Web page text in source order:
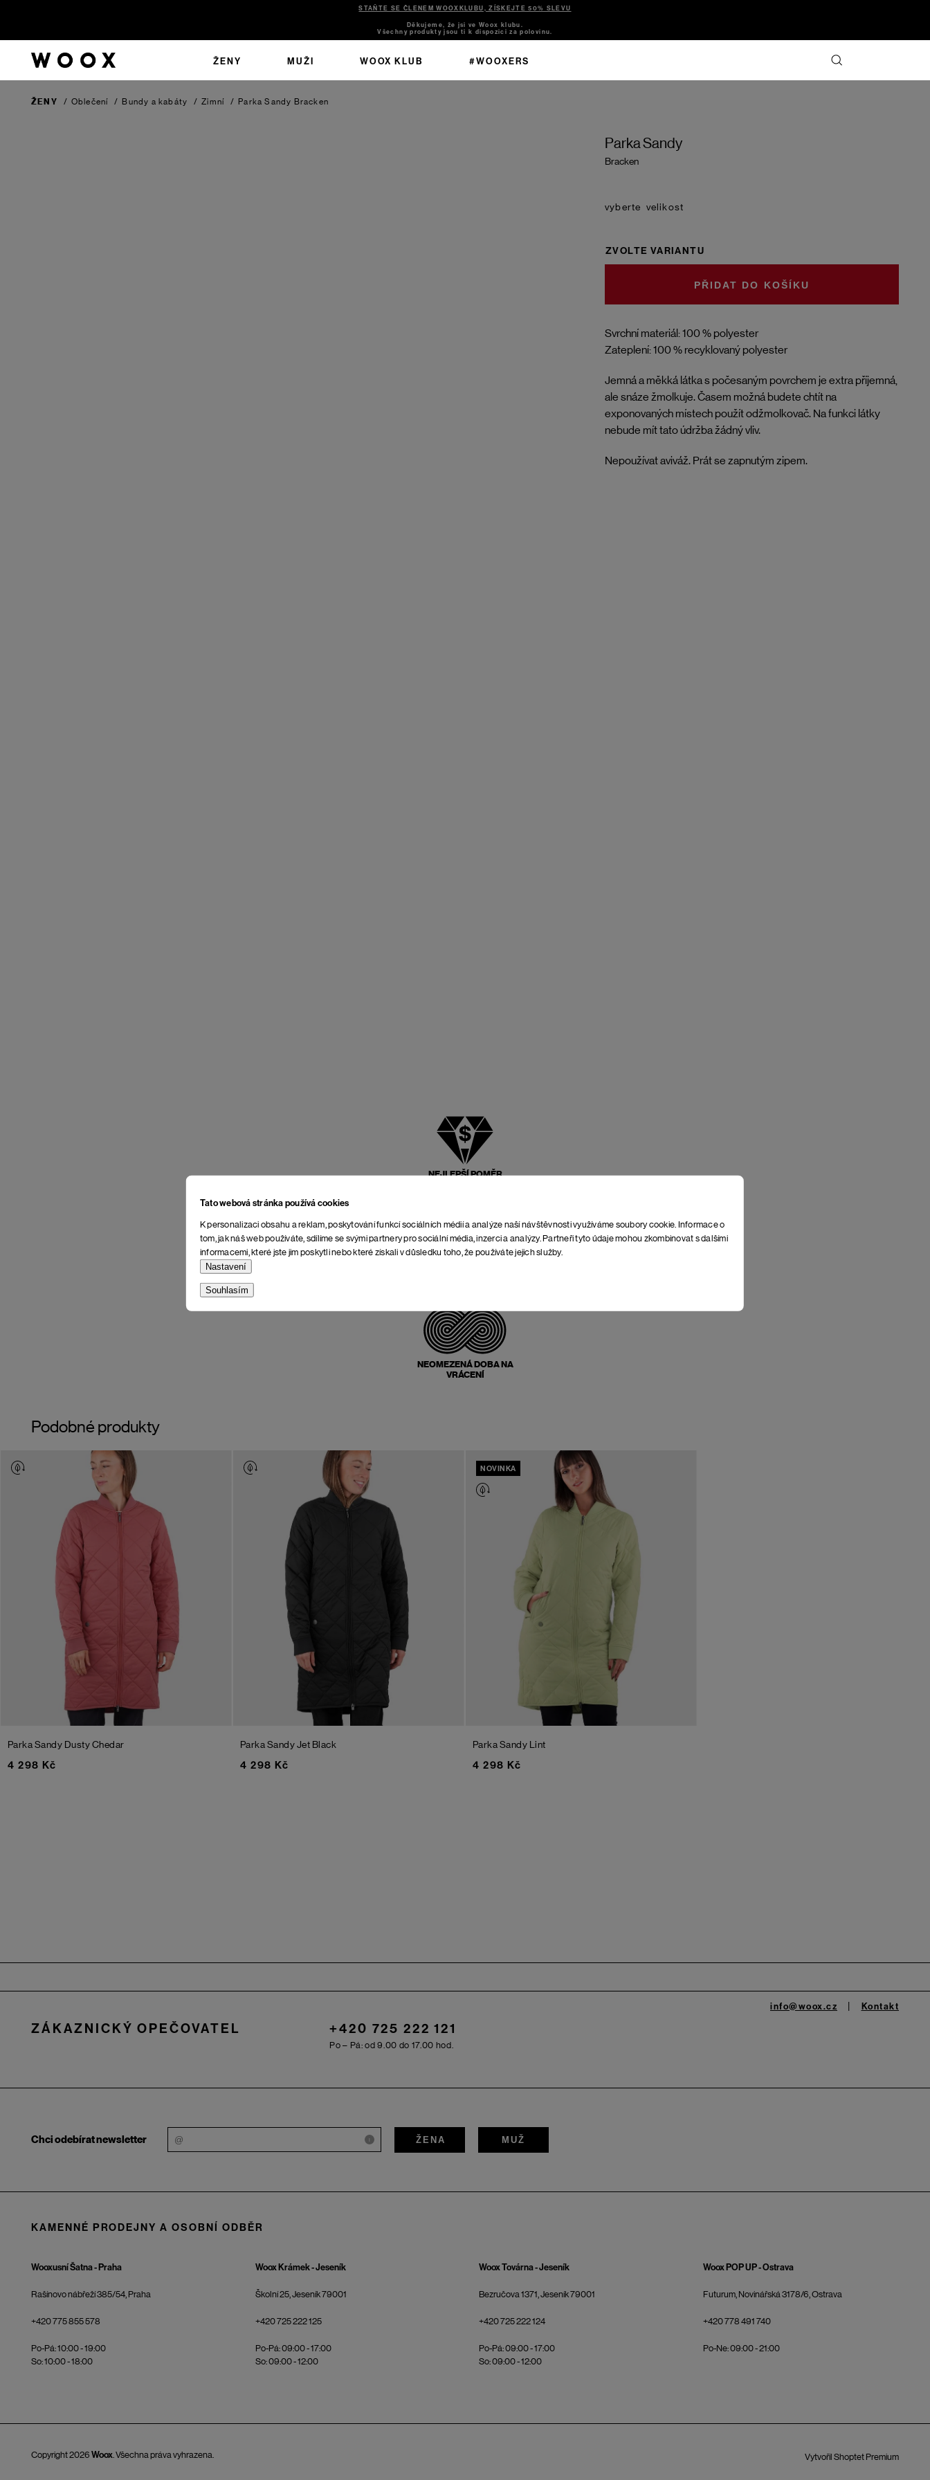
Tato webová stránka používá cookies
K personalizaci obsahu a reklam, poskytování funkcí sociálních médií a analýze naší návštěvnosti využíváme soubory cookie. Informace o
tom, jak náš web používáte, sdílíme se svými partnery pro sociální média, inzerci a analýzy. Partneři tyto údaje mohou zkombinovat s dalšími
informacemi, které jste jim poskytli nebo které získali v důsledku toho, že používáte jejich služby.
Nastavení
Souhlasím
STAŇTE SE ČLENEM WOOXKLUBU, ZÍSKEJTE 50% SLEVU
Děkujeme, že jsi ve Woox klubu.
Všechny produkty jsou ti k dispozici za polovinu.
ŽENY MUŽI WOOX KLUB #WOOXERS
ŽENY / Oblečení / Bundy a kabáty / Zimní / Parka Sandy Bracken
Parka Sandy
Bracken
Svrchní materiál: 100 % polyester
Zateplení: 100 % recyklovaný polyester
Jemná a měkká látka s počesaným povrchem je extra příjemná,
ale snáze žmolkuje. Časem možná budete chtít na
exponovaných místech použít odžmolkovač. Na funkci látky
nebude mít tato údržba žádný vliv.
Nepoužívat aviváž. Prát se zapnutým zipem.
velikost
ZVOLTE VARIANTU
DO KOŠÍKU
NEJLEPŠÍ POMĚR
NEOMEZENÁ DOBA NA
VRÁCENÍ
Podobné produkty
Parka Sandy Dusty Chedar
4 298 Kč
Parka SandyJet Black
4 298 Kč
NOVINKA
Parka Sandy Lint
4 298 Kč
ZÁKAZNICKÝ OPEČOVATEL +420 725 222 121
Po – Pá: od 9.00 do 17.00 hod.
info@woox.cz Kontakt
Chci odebírat newsletter i ŽENA MUŽ
KAMENNÉ PRODEJNY A OSOBNÍ ODBĚR
Wooxusní Šatna - Praha
Rašínovo nábřeží 385/54, Praha
+420 775 855 578
Po-Pá: 10:00 - 19:00
So: 10:00 - 18:00
Woox Krámek - Jeseník
Školní 25, Jeseník 79001
+420 725 222 125
Po-Pá: 09:00 - 17:00
So: 09:00 - 12:00
Woox Továrna - Jeseník
Bezručova 1371, Jeseník 79001
+420 725 222 124
Po-Pá: 09:00 - 17:00
So: 09:00 - 12:00
Woox POP UP - Ostrava
Futurum, Novinářská 3178/6, Ostrava
+420 778 491 740
Po-Ne: 09:00 - 21:00
Vytvořil Shoptet Premium
Copyright 2026 Woox. Všechna práva vyhrazena.